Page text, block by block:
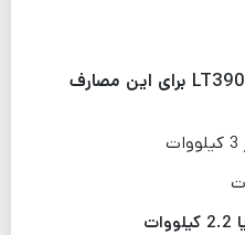
موتور برق ایمر 3 کیلو وات LT3900B برای این مصارف